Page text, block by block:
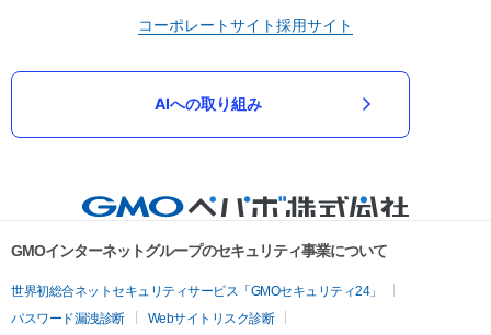
コーポレートサイト採用サイト
AIへの取り組み
GMOインターネットグループのセキュリティ事業について
世界初総合ネットセキュリティサービス「GMOセキュリティ24」
パスワード漏洩診断
Webサイトリスク診断